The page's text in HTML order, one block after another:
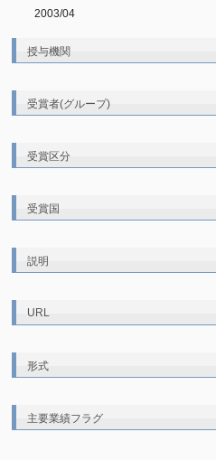
2003/04
授与機関
受賞者(グループ)
受賞区分
受賞国
説明
URL
形式
主要業績フラグ